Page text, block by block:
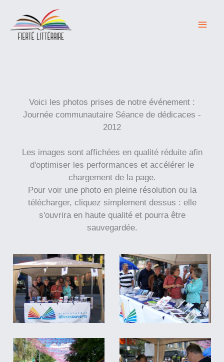
contenu
Voici les photos prises de notre événement :
Journée communautaire Séance de dédicaces -
2012
Les images sont affichées en qualité réduite afin
d'optimiser les performances et accélérer le
chargement de la page.
Pour voir une photo en pleine résolution ou la
télécharger, cliquez simplement dessus : elle
s'ouvrira en haute qualité et pourra être
sauvegardée.